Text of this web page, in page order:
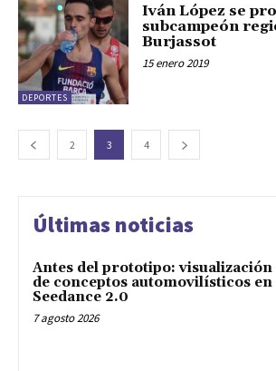
DEPORTES
Iván López se
subcampeón
Burjassot
15 enero 2019
2 3 4
Últimas noticias
Antes del prototipo: visualización
de conceptos automovilísticos en
Seedance 2.0
7 agosto 2026